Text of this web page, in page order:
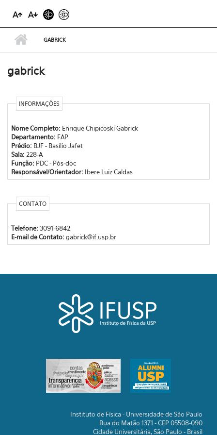
GABRICK
gabrick
INFORMAÇÕES
Nome Completo: Enrique Chipicoski Gabrick
Departamento: FAP
Prédio: BJF - Basílio Jafet
Sala: 228-A
Função: PDC - Pós-doc
Responsável/Orientador: Ibere Luiz Caldas
CONTATO
Telefone: 3091-6842
E-mail de Contato: gabrick@if.usp.br
Instituto de Física - Universidade de São Paulo
Rua do Matão 1371 - CEP 05508-090
Cidade Universitária, São Paulo - Brasil